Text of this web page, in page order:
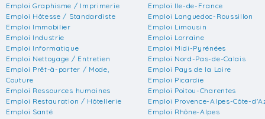
Emploi Graphisme / Imprimerie
Emploi Hôtesse / Standardiste
Emploi Immobilier
Emploi Industrie
Emploi Informatique
Emploi Nettoyage / Entretien
Emploi Prêt-à-porter / Mode,
Couture
Emploi Ressources humaines
Emploi Restauration / Hôtellerie
Emploi Santé
Emploi Ile-de-France
Emploi Languedoc-Roussillon
Emploi Limousin
Emploi Lorraine
Emploi Midi-Pyrénées
Emploi Nord-Pas-de-Calais
Emploi Pays de la Loire
Emploi Picardie
Emploi Poitou-Charentes
Emploi Provence-Alpes-Côte-
Emploi Rhône-Alpes